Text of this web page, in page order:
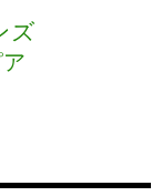
ズ